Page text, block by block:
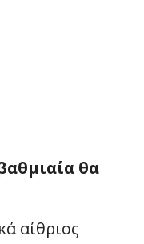
θα
αίθριος